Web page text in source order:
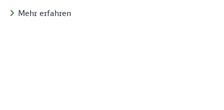
Mehr erfahren